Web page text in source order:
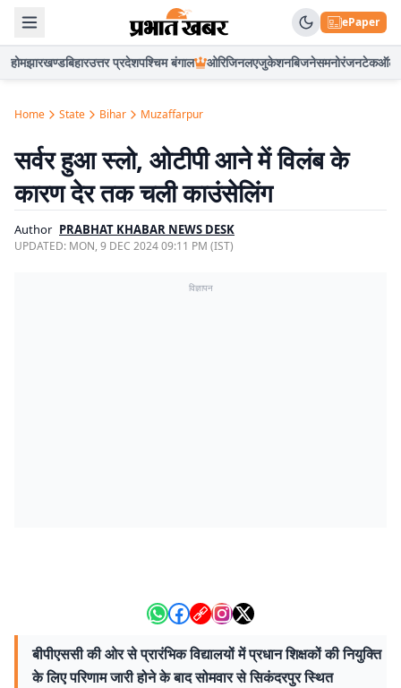
ePaper
होमझारखण्डबिहारउत्तर प्रदेशपश्चिम बंगाल ओरिजिनलएजुकेशनबिजनेसमनोरंजनटेकऑटो
Home State Bihar Muzaffarpur
सर्वर हुआ स्लो, ओटीपी आने में विलंब के
कारण देर तक चली काउंसेलिंग
Author PRABHAT KHABAR NEWS DESK
UPDATED: MON, 9 DEC 2024 09:11 PM (IST)
विज्ञापन
बीपीएससी की ओर से प्रारंभिक विद्यालयों में प्रधान शिक्षकों की नियुक्ति
के लिए परिणाम जारी होने के बाद सोमवार से सिकंदरपुर स्थित